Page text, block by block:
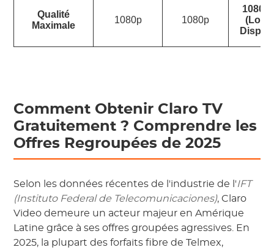
Qualité
Maximale
1080p 1080p
1080p
Comment Obtenir Claro TV
Gratuitement ? Comprendre les
Offres Regroupées de 2025
Selon les données récentes de l'industrie de l'IFT
(Instituto Federal de Telecomunicaciones), Claro
Video demeure un acteur majeur en Amérique
Latine grâce à ses offres groupées agressives. En
2025, la plupart des forfaits fibre de Telmex,